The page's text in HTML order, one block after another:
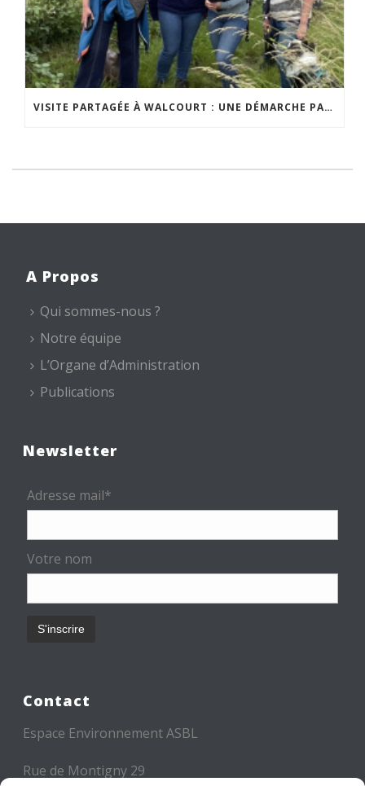
VISITE PARTAGÉE À WALCOURT : UNE DÉMARCHE PARTICIPATIVE ANIMÉE PAR ESPACE ENVIRONNEMENT
A Propos
Qui sommes-nous ?
Notre équipe
L’Organe d’Administration
Publications
Newsletter
Adresse mail*
Votre nom
Contact
Espace Environnement ASBL
Rue de Montigny 29